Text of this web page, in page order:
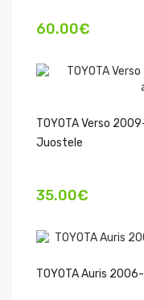
60.00€
TOYOTA Verso
Juostele
35.00€
TOYOTA Auris